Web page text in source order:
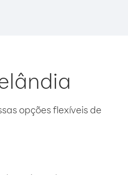
opções flexíveis de